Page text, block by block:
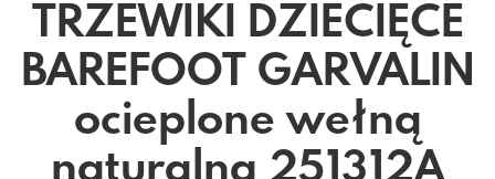
TRZEWIKI DZIECIĘCE
BAREFOOT GARVALIN
ocieplone wełną
naturalną 251312A